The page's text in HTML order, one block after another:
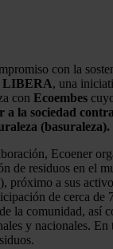
con la
LIBERA, una
con Ecoembes
a la sociedad
(basuraleza).
Ecoener
de residuos en el
próximo a sus
de cerca de
la comunidad, así
y nacionales. En